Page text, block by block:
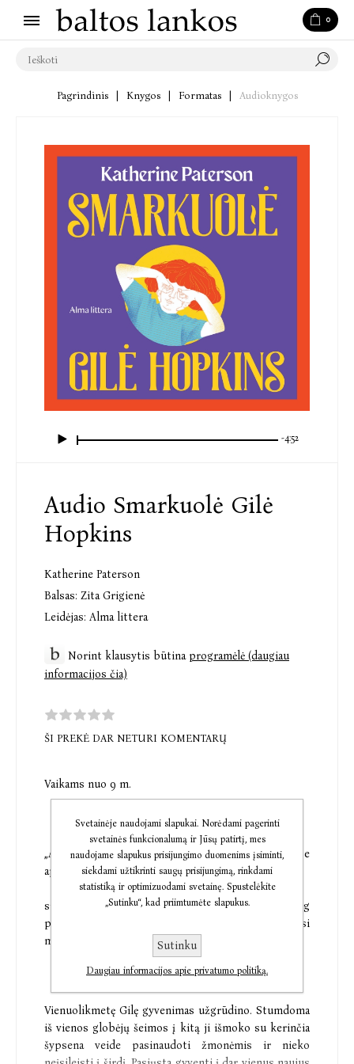
0
Pagrindinis Knygos Formatas Audioknygos
-4:52
Audio Smarkuolė Gilė
Hopkins
Katherine Paterson
Balsas: Zita Grigienė
Leidėjas: Alma littera
Norint klausytis būtinaprogramėlė (daugiau
informacijos čia)
ŠI PREKĖ DAR NETURI KOMENTARŲ
Vaikams nuo 9 m.
„Aš nesu puiki. Aš nuostabi. Ir garsi visoje
apygardoje. Niekas nenori prasidėti su
smarkuole Galadriele Hopkins. Esu per daug
protinga ir nesuvaldoma. Pabaisa Gilė – taip visi
mane vadina.“
Vienuolikmetę Gilę gyvenimas užgrūdino. Stumdoma
iš vienos globėjų šeimos į kitą ji išmoko su kerinčia
šypsena veide pasinaudoti žmonėmis ir nieko
Svetainėje naudojami slapukai. Norėdami pagerinti
svetainės funkcionalumą ir Jūsų patirtį, mes
naudojame slapukus prisijungimo duomenims įsiminti,
siekdami užtikrinti saugų prisijungimą, rinkdami
statistiką ir optimizuodami svetainę. Spustelėkite
„Sutinku“, kad priimtumėte slapukus.
Sutinku
Daugiau informacijos apie privatumo politiką.